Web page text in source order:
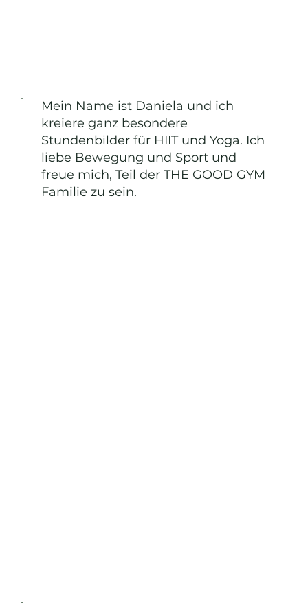
Mein Name ist Daniela und ich
kreiere ganz besondere
Stundenbilder für HIIT und Yoga. Ich
liebe Bewegung und Sport und
freue mich, Teil der THE GOOD GYM
Familie zu sein.